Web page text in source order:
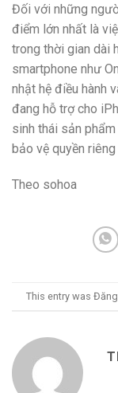
Đối với những
điểm lớn nhất là
trong thời gian dài
smartphone như
nhật hệ điều hành
đang hỗ trợ cho
sinh thái sản
bảo vệ quyền riêng
Theo sohoa
This entry was